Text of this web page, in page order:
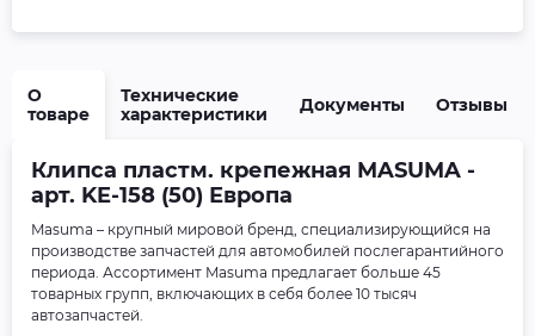
О
товаре
Технические
характеристики
Документы Отзывы
Клипса пластм. крепежная MASUMA -
арт. KE-158 (50) Европа
Masuma – крупный мировой бренд, специализирующийся на
производстве запчастей для автомобилей послегарантийного
периода. Ассортимент Masuma предлагает больше 45
товарных групп, включающих в себя более 10 тысяч
автозапчастей.